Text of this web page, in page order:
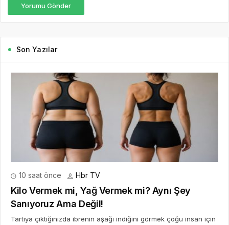
Yorumu Gönder
Son Yazılar
10 saat önce Hbr TV
Kilo Vermek mi, Yağ Vermek mi? Aynı Şey
Sanıyoruz Ama Değil!
Tartıya çıktığınızda ibrenin aşağı indiğini görmek çoğu insan için